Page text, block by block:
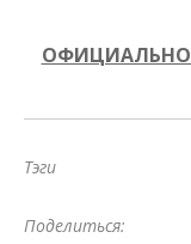
Тэги
Поделиться: